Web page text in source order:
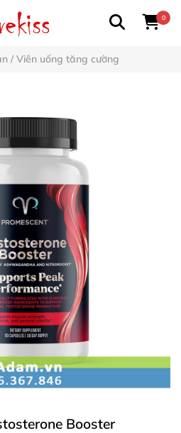
0
/ Viên uống tăng cường
Booster